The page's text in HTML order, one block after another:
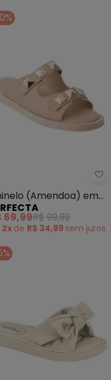
Zaxy Pose
(Amendoa) em
69,99R$ 99,99
2x de R$ 34,99 sem juros